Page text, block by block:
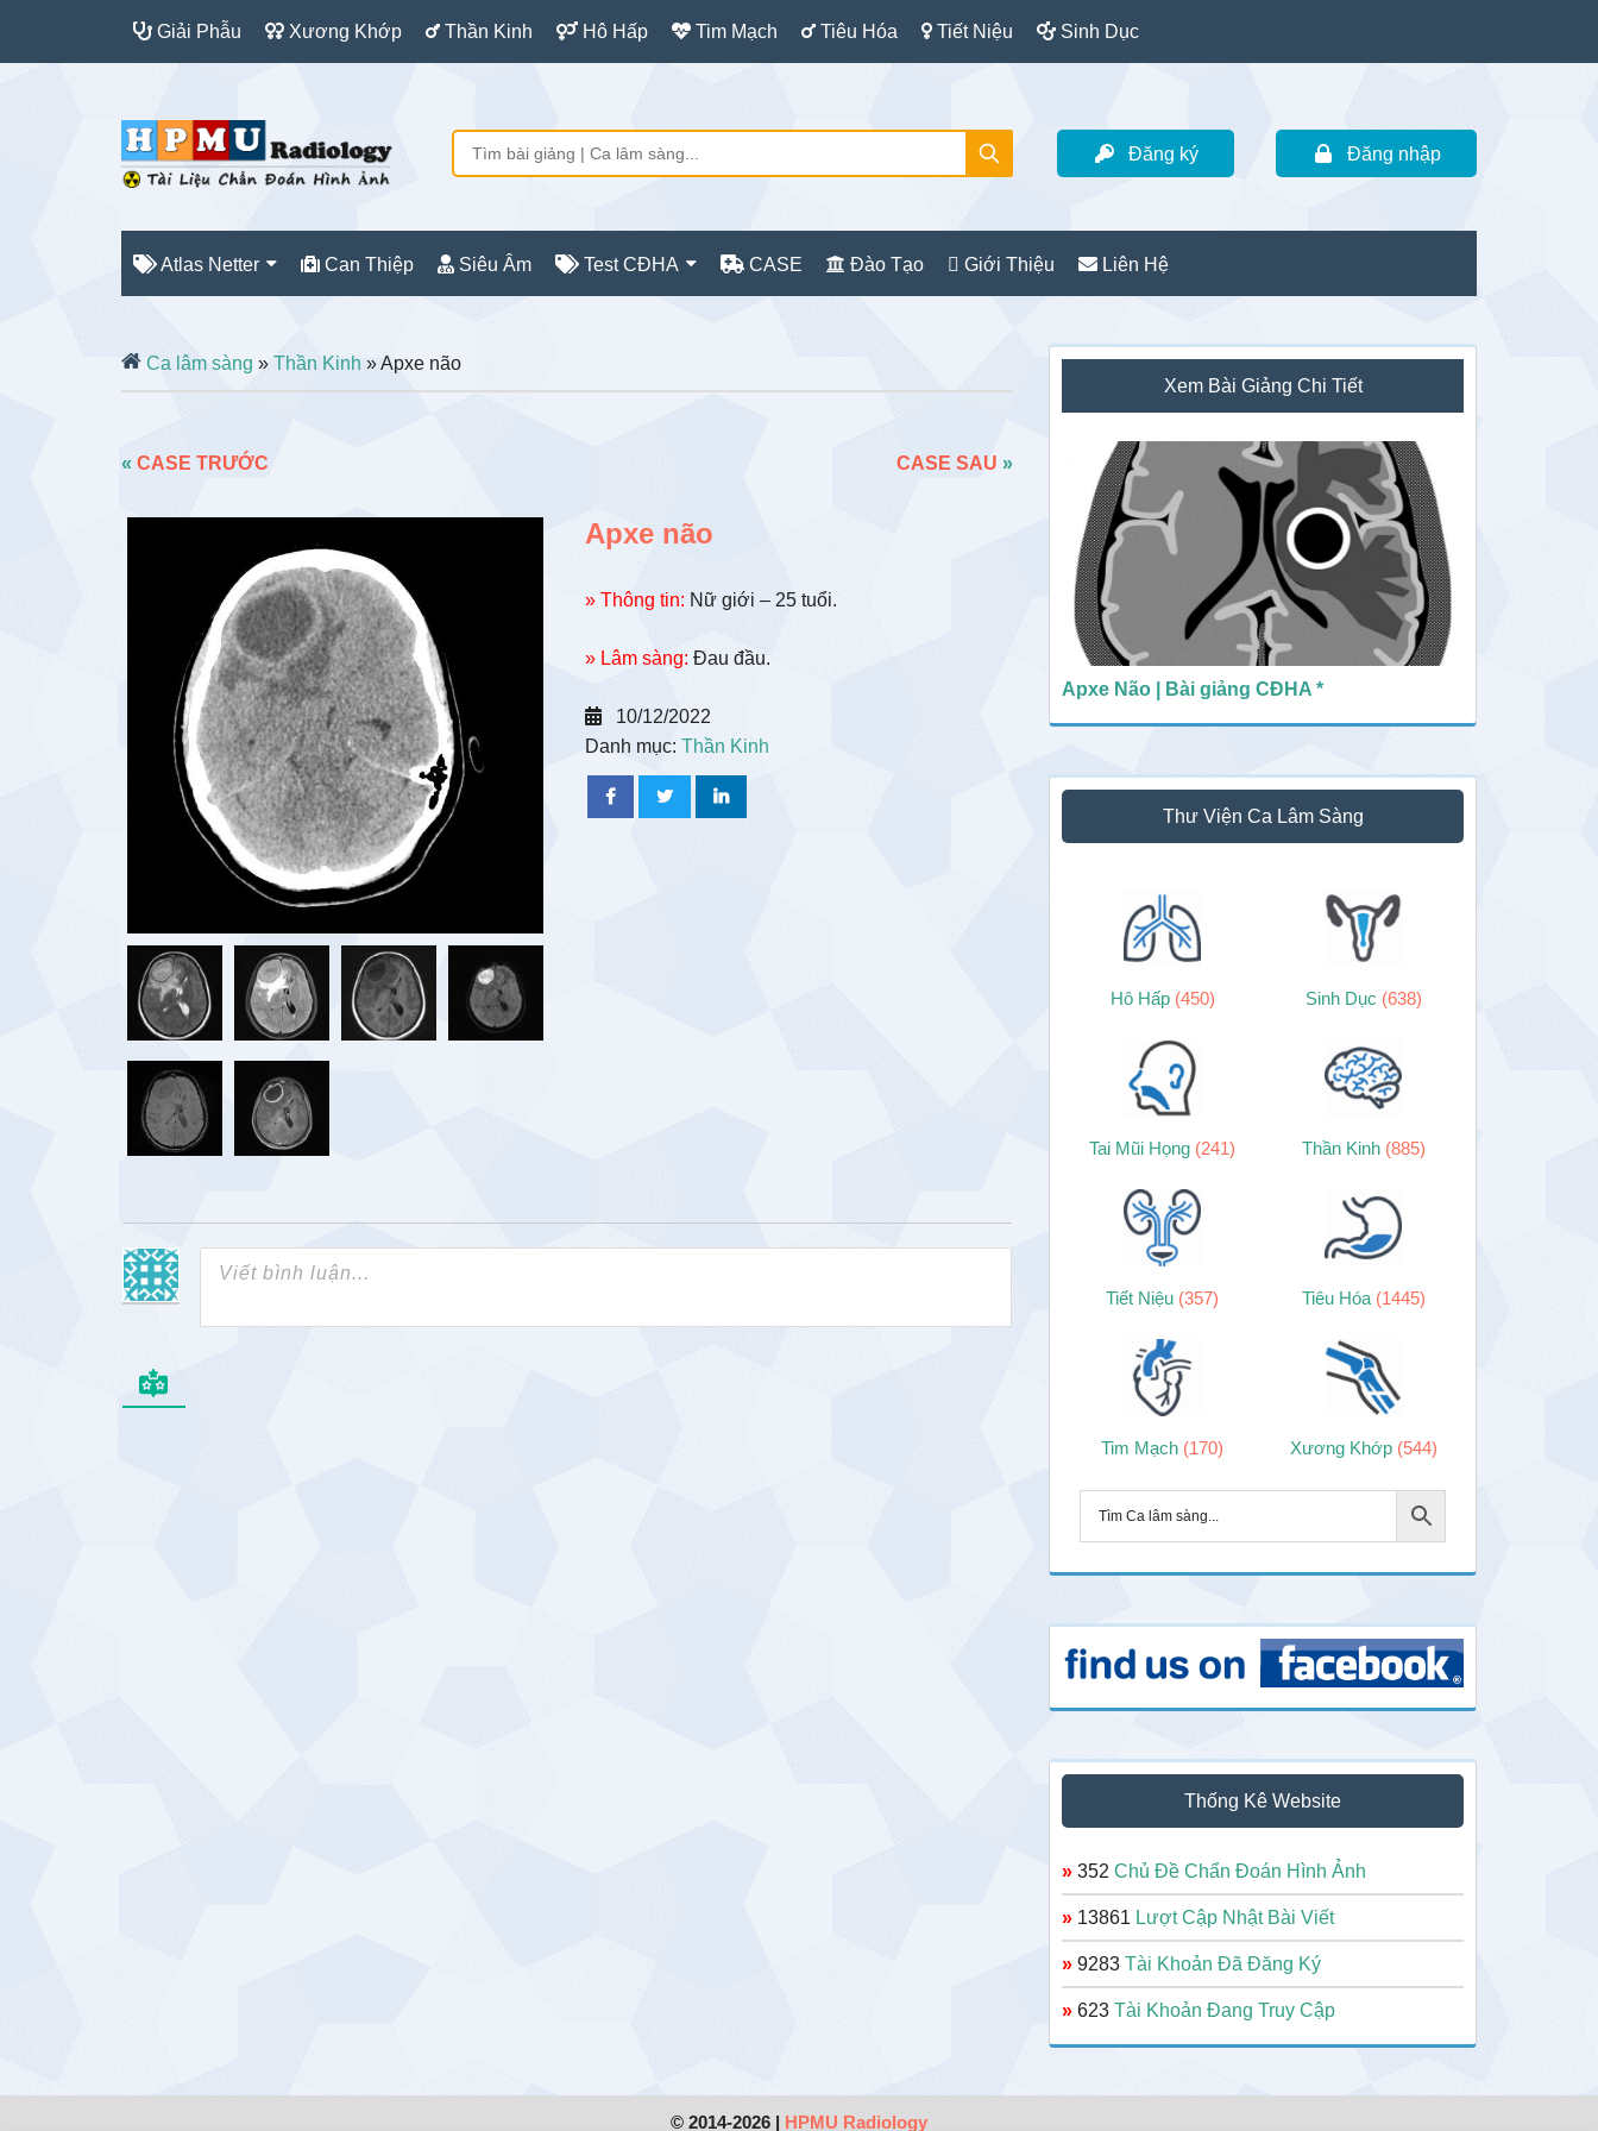
Giải Phẫu Xương Khớp Thần Kinh Hô Hấp Tim Mạch Tiêu Hóa Tiết Niệu Sinh Dục
Đăng ký Đăng nhập
Atlas Netter Can Thiệp Siêu Âm Test CĐHA CASE Đào Tạo Giới Thiệu Liên Hệ
Ca lâm sàng » Thần Kinh » Apxe não
« CASE TRƯỚC CASE SAU »
Apxe não
» Thông tin: Nữ giới – 25 tuổi.
» Lâm sàng: Đau đầu.
10/12/2022
Danh mục: Thần Kinh
Sidebar
chính
Xem Bài Giảng Chi Tiết
Apxe Não | Bài giảng CĐHA *
Thư Viện Ca Lâm Sàng
Hô Hấp (450) Sinh Dục (638)
Tai Mũi Họng (241) Thần Kinh (885)
Tiết Niệu (357) Tiêu Hóa (1445)
Tim Mạch (170) Xương Khớp (544)
Thống Kê Website
» 352 Chủ Đề Chẩn Đoán Hình Ảnh
» 13861 Lượt Cập Nhật Bài Viết
» 9283 Tài Khoản Đã Đăng Ký
» 623 Tài Khoản Đang Truy Cập
© 2014-2026 | HPMU Radiology